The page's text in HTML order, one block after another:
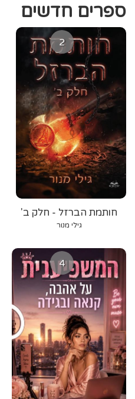
ספרים חדשים
2
חותמת הברזל - חלק ב'
גילי מנור
4